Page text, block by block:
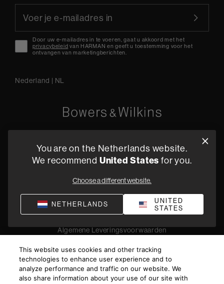
Door uw e-mailadres in te voeren, gaat u akkoord met het
privacybeleid van HARMAN en geeft u toestemming voor het
ontvangen van marketingberichten.
Nederland | NL
+31 4079 87614
Privacyverklaring Verkoopvoorwaarden
Compliance
Algemene Leveringsvoorwaarden
© 2026 Harman International Industries, Incorporated. All
rights reserved.
You are on the Netherlands website.
We recommend United States for you.
Choose a different website.
NETHERLANDS
UNITED
STATES
This website uses cookies and other tracking
technologies to enhance user experience and to
analyze performance and traffic on our website. We
also share information about your use of our site with